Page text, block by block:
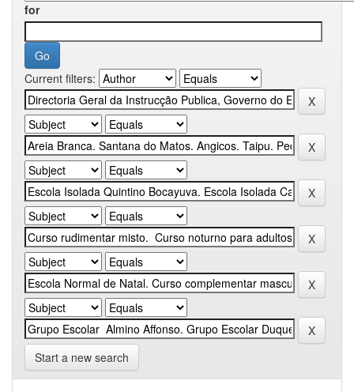
for
Current filters:
Start a new search